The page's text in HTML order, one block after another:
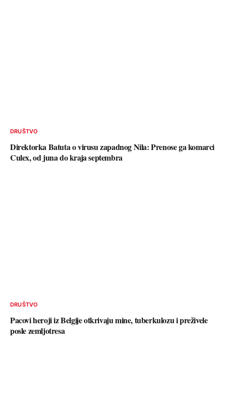
DRUŠTVO
Direktorka Batuta o virusu zapadnog Nila: Prenose ga komarci
Culex, od juna do kraja septembra
DRUŠTVO
Pacovi heroji iz Belgije otkrivaju mine, tuberkulozu i preživele
posle zemljotresa